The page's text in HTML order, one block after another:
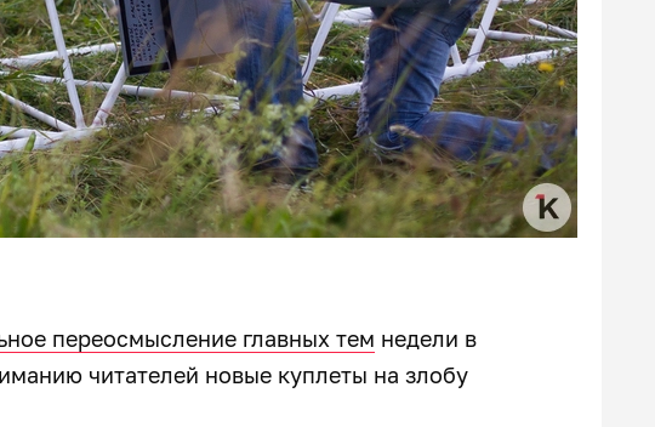
переосмысление главных тем недели в
читателей новые куплеты на злобу